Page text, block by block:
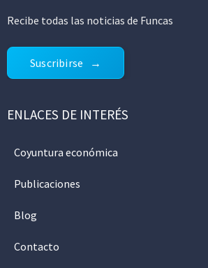
Recibe todas las noticias de Funcas
Suscribirse
ENLACES DE INTERÉS
Coyuntura económica
Publicaciones
Blog
Contacto